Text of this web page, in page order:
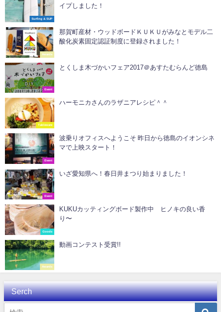
Surfing & SUP
イプしました！
Awards
那賀町産材・ウッドボードＫＵＫＵがみなとモデル二
酸化炭素固定認証制度に登録されました！
Event
とくしま木づかいフェア2017＠あすたむらんど徳島
Tableware
ハーモニカさんのラザニアレシピ＾＾
Event
波乗りオフィスへようこそ 昨日から徳島のイオンシネ
マで上映スタート！
Event
いざ愛知県へ！春日井まつり始まりました！
Goods
KUKUカッティングボード製作中 ヒノキの良い香
り〜
Awards
動画コンテスト受賞!!
Serch